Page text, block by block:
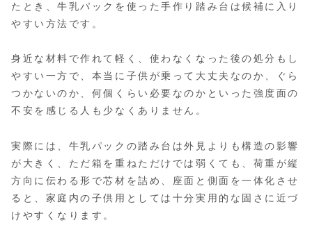
たとき、牛乳パックを使った手作り踏み台は候補に入り
やすい方法です。
身近な材料で作れて軽く、使わなくなった後の処分もし
やすい一方で、本当に子供が乗って大丈夫なのか、ぐら
つかないのか、何個くらい必要なのかといった強度面の
不安を感じる人も少なくありません。
実際には、牛乳パックの踏み台は外見よりも構造の影響
が大きく、ただ箱を重ねただけでは弱くても、荷重が縦
方向に伝わる形で芯材を詰め、座面と側面を一体化させ
ると、家庭内の子供用としては十分実用的な固さに近づ
けやすくなります。